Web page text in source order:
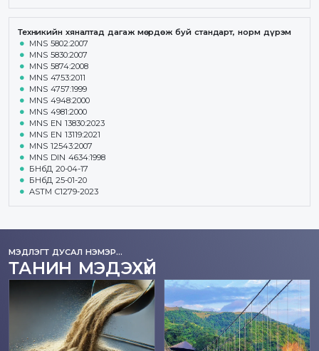
Техникийн хяналтад дагаж мөрдөж буй стандарт, норм дүрэм
MNS 5802:2007
MNS 5830:2007
MNS 5874:2008
MNS 4753:2011
MNS 4757:1999
MNS 4948:2000
MNS 4981:2000
MNS EN 13830:2023
MNS EN 13119:2021
MNS 12543:2007
MNS DIN 4634:1998
БНбД 20-04-17
БНбД 25-01-20
ASTM C1279-2023
МЭДЛЭГТ ДУСАЛ НЭМЭР...
ТАНИН МЭДЭХҮЙ